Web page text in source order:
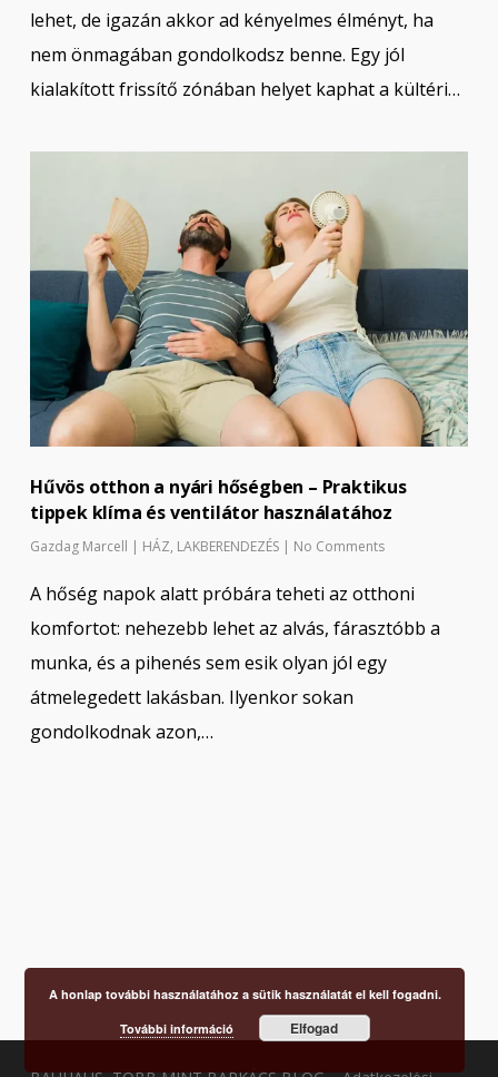
lehet, de igazán akkor ad kényelmes élményt, ha
nem önmagában gondolkodsz benne. Egy jól
kialakított frissítő zónában helyet kaphat a kültéri…
Hűvös otthon a nyári hőségben – Praktikus
tippek klíma és ventilátor használatához
Gazdag Marcell | HÁZ, LAKBERENDEZÉS | No Comments
A hőség napok alatt próbára teheti az otthoni
komfortot: nehezebb lehet az alvás, fárasztóbb a
munka, és a pihenés sem esik olyan jól egy
átmelegedett lakásban. Ilyenkor sokan
gondolkodnak azon,…
A honlap további használatához a sütik használatát el kell fogadni.
További információ Elfogad